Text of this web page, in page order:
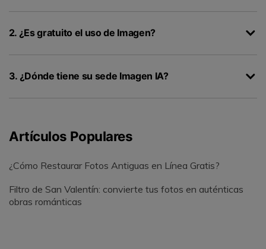
󠀰2. ¿Es gratuito el uso de Imagen?
󠀰3. ¿Dónde tiene su sede Imagen IA?󠀲󠀡󠀠󠀦󠀣󠀩󠀣󠀧󠀡󠀳
Artículos Populares
¿Cómo Restaurar Fotos Antiguas en Línea Gratis?
Filtro de San Valentín: convierte tus fotos en auténticas
obras románticas